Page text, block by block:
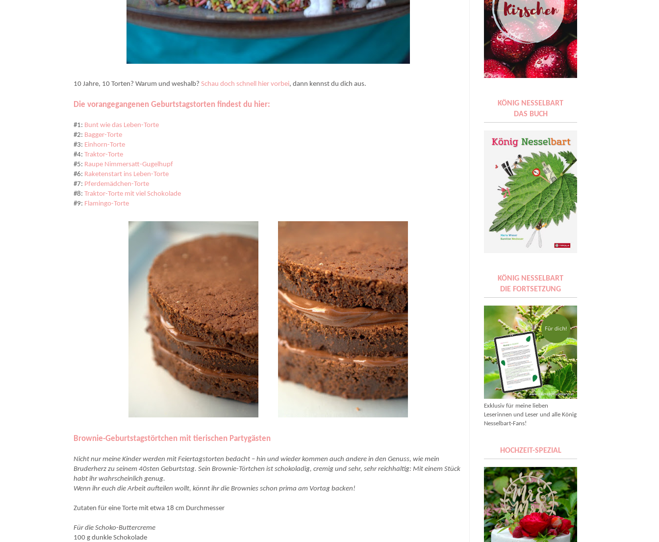
10 Jahre, 10 Torten? Warum und weshalb?Schau doch schnell hier vorbei, dann kennst du dich aus.
Die vorangegangenen Geburtstagstorten findest du hier:
#1: Bunt wie das Leben-Torte
#2: Bagger-Torte
#3: Einhorn-Torte
#4:Traktor-Torte
#5: Raupe Nimmersatt-Gugelhupf
#6: Raketenstart ins Leben-Torte
#7: Pferdemädchen-Torte
#8:Traktor-Torte mit viel Schokolade
#9: Flamingo-Torte
Brownie-Geburtstagstörtchen mit tierischen Partygästen
Nicht nur meine Kinder werden mit Feiertagstorten bedacht – hin und wieder kommen auch andere in den Genuss, wie mein
Bruderherz zu seinem 40sten Geburtstag. Sein Brownie-Törtchen ist schokoladig, cremig und sehr, sehr reichhaltig: Mit einem Stück
habt ihr wahrscheinlich genug.
Wenn ihr euch die Arbeit aufteilen wollt, könnt ihr die Brownies schon prima am Vortag backen!
Zutaten für eine Torte mit etwa 18 cm Durchmesser
Für die Schoko-Buttercreme
100 g dunkle Schokolade
KÖNIG NESSELBART
DAS BUCH
KÖNIG NESSELBART
DIE FORTSETZUNG
Exklusiv für meine lieben
Leserinnen und Leser und alle König
Nesselbart-Fans!
HOCHZEIT-SPEZIAL